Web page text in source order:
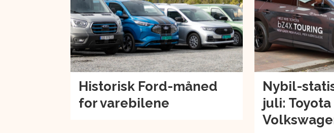
Historisk Ford-måned
for varebilene
Nybil-
juli: